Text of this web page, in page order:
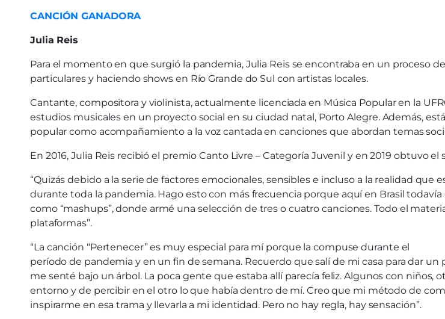
CANCIÓN GANADORA
Julia Reis
Para el momento en que surgió la pandemia, Julia Reis se encontraba en un proceso
particulares y haciendo shows en Río Grande do Sul con artistas locales.
Cantante, compositora y violinista, actualmente licenciada en Música Popular en la
estudios musicales en un proyecto social en su ciudad natal, Porto Alegre. Además,
popular como acompañamiento a la voz cantada en canciones que abordan temas
En 2016, Julia Reis recibió el premio Canto Livre – Categoría Juvenil y en 2019 obtuvo
“Quizás debido a la serie de factores emocionales, sensibles e incluso a la realidad
durante toda la pandemia. Hago esto con más frecuencia porque aquí en Brasil
como “mashups”, donde armé una selección de tres o cuatro canciones. Todo el
plataformas”.
“La canción “Pertenecer” es muy especial para mí porque la compuse durante el
período de pandemia y en un fin de semana. Recuerdo que salí de mi casa para dar
me senté bajo un árbol. La poca gente que estaba allí parecía feliz. Algunos con
entorno y de percibir en el otro lo que había dentro de mí. Creo que mi método de
inspirarme en esa trama y llevarla a mi identidad. Pero no hay regla, hay sensación”.